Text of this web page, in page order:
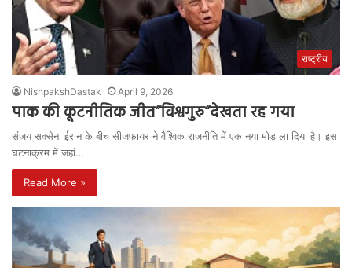
राष्ट्रीय
NishpakshDastak April 9, 2026
पाक की कूटनीतिक जीत”विश्वगुरु”देखता रह गया
संजय सक्सेना ईरान के बीच सीजफायर ने वैश्विक राजनीति में एक नया मोड़ ला दिया है। इस
घटनाक्रम में जहां…
Read More »